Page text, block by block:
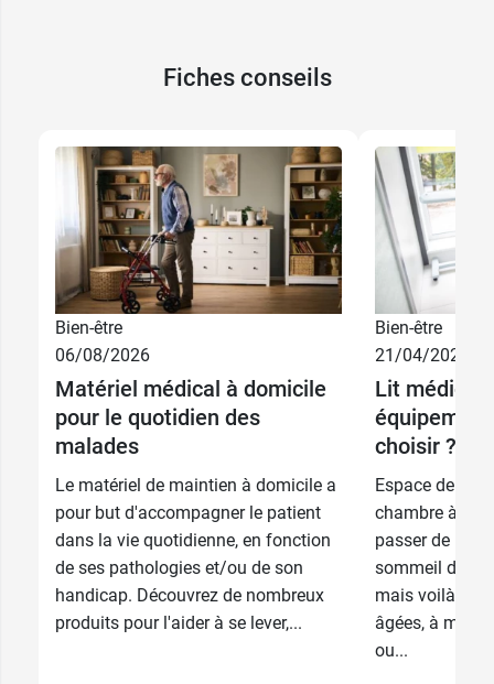
10 cm - Sans
17,99 €
10 cm - Avec
7 cm - Avec
couvercle
Fiches conseils
Bien-être
06/08/2026
Matériel médical à domicile
pour le quotidien des
malades
Le matériel de maintien à domicile a
pour but d'accompagner le patient
dans la vie quotidienne, en fonction
de ses pathologies et/ou de son
handicap. Découvrez de nombreux
produits pour l'aider à se lever,...
Bien-être
21/04/2026
Lit
choisir ?
Espace de
chambre à
passer de
sommeil dans
mais voilà,
âgées, à
ou...